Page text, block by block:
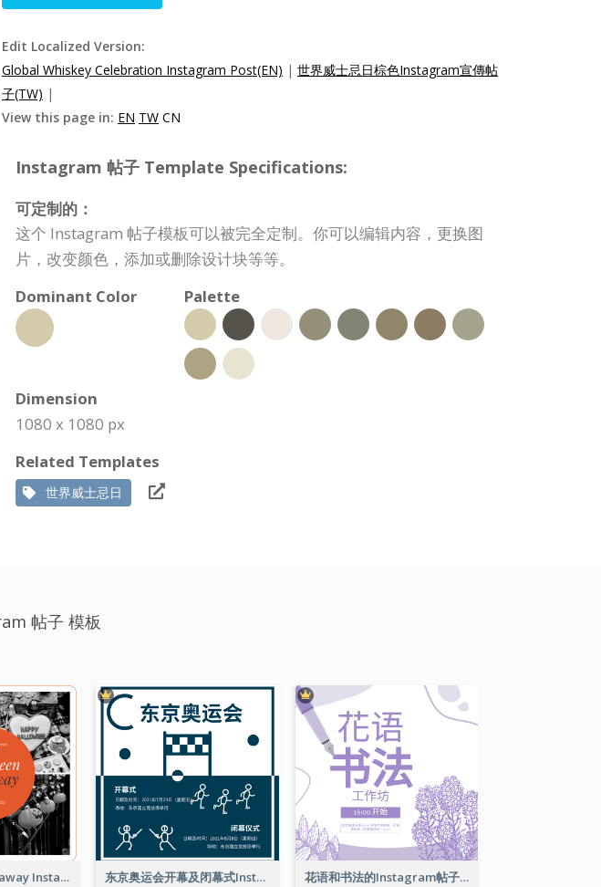
Edit Localized Version:
Global Whiskey Celebration Instagram Post(EN) | 世界威士忌日棕色Instagram宣傳帖
子(TW) |
View this page in: EN TW CN
Instagram 帖子 Template Specifications:
可定制的：
这个 Instagram 帖子模板可以被完全定制。你可以编辑内容，更换图
片，改变颜色，添加或删除设计块等等。
Dominant Color
Palette
Dimension
1080 x 1080 px
Related Templates
世界威士忌日
帖子 模板
Halloween Giveaway Instagram Post 东京奥运会开幕及闭幕式Instagram帖子 花语和书法的Instagram帖子